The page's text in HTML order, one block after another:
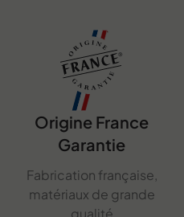
Origine France
Garantie
Fabrication française,
matériaux de grande
qualité